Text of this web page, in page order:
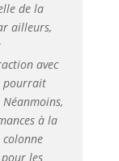
de la
ailleurs,
avec
pourrait
à la
les